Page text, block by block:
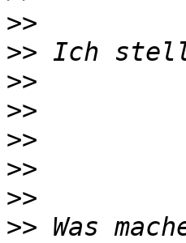
>>
>>
>>
>>
>>
>>
>>
>> Was